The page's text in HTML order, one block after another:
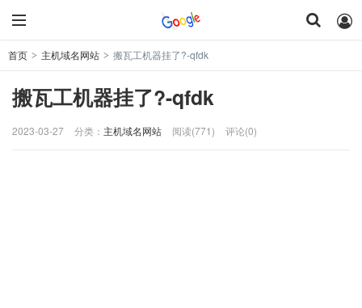
首页 > 主机域名网站 > 搬瓦工机器挂了?-qfdk
搬瓦工机器挂了?-qfdk
2023-03-27 分类： 主机域名网站 阅读(771) 评论(0)